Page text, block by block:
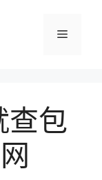
選
查包